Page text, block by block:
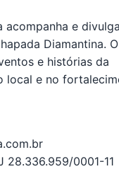
acompanha e
Diamantina. O
e histórias da
local e no
28.336.959/0001-11